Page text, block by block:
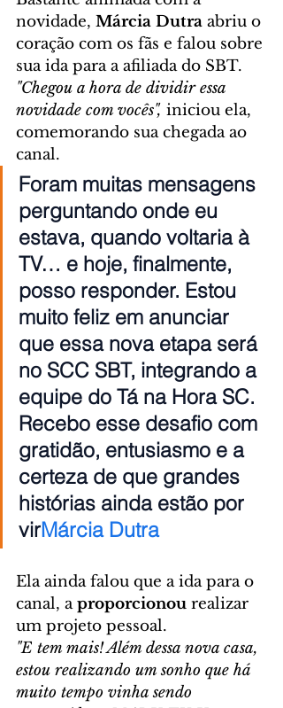
novidade, Márcia Dutra abriu o
coração com os fãs e falou sobre
sua ida para a afiliada do SBT.
"Chegou a hora de dividir essa
novidade com vocês", iniciou ela,
comemorando sua chegada ao
canal.
Foram muitas mensagens
perguntando onde eu
estava, quando voltaria à
TV… e hoje, finalmente,
posso responder. Estou
muito feliz em anunciar
que essa nova etapa será
no SCC SBT, integrando a
equipe do Tá na Hora SC.
Recebo esse desafio com
gratidão, entusiasmo e a
certeza de que grandes
histórias ainda estão por
virMárcia Dutra
Ela ainda falou que a ida para o
canal, a proporcionou realizar
um projeto pessoal.
"E tem mais! Além dessa nova casa,
estou realizando um sonho que há
muito tempo vinha sendo